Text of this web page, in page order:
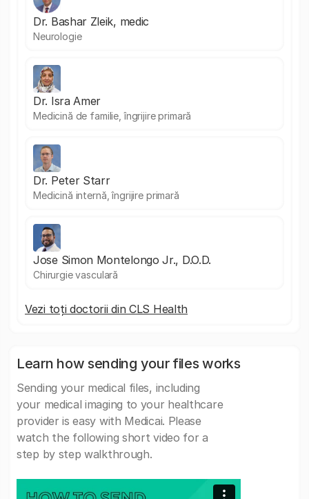
Dr. Bashar Zleik, medic
Neurologie
Dr. Isra Amer
Medicină de familie, îngrijire primară
Dr. Peter Starr
Medicină internă, îngrijire primară
Jose Simon Montelongo Jr., D.O.D.
Chirurgie vasculară
Vezi toți doctorii din CLS Health
Learn how sending your files works
Sending your medical files, including
your medical imaging to your healthcare
provider is easy with Medicai. Please
watch the following short video for a
step by step walkthrough.